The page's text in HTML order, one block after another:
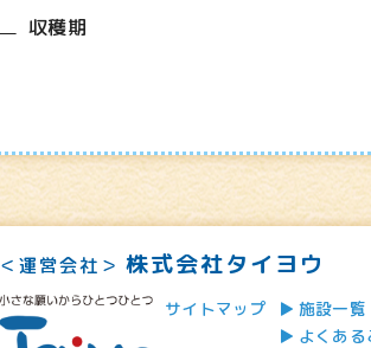
収穫期
＜運営会社＞株式会社タイヨウ
サイトマップ 施設一覧
よくある